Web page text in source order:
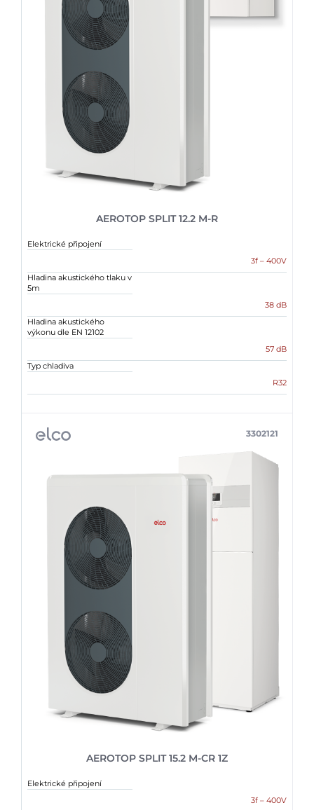
AEROTOP SPLIT 12.2 M-R
Elektrické připojení
3f – 400V
Hladina akustického tlaku v
5m
38 dB
Hladina akustického
výkonu dle EN 12102
57 dB
Typ chladiva
R32
AEROTOP SPLIT 15.2 M-CR 1Z
3302121
Elektrické připojení
3f – 400V